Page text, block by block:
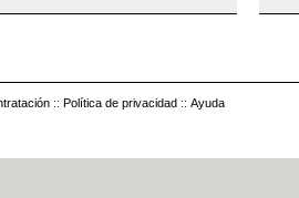
:: Política de privacidad :: Ayuda